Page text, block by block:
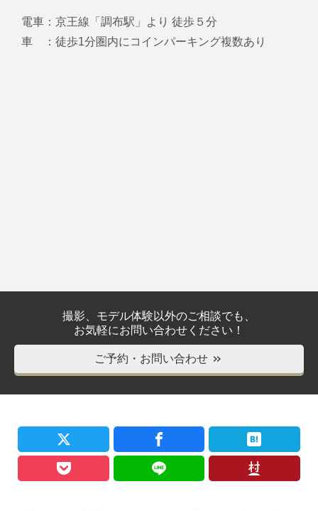
電車：京王線「調布駅」より 徒歩５分
車 ：徒歩1分圏内にコインパーキング複数あり
撮影、モデル体験以外のご相談でも、
お気軽にお問い合わせください！
ご予約・お問い合わせ ＞＞